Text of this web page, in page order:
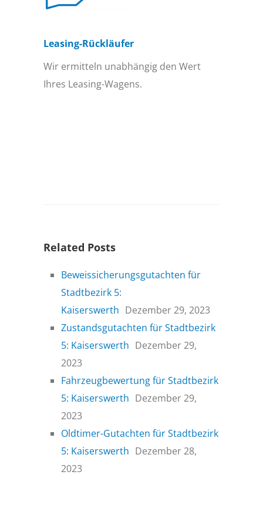
Leasing-Rückläufer
Wir ermitteln unabhängig den Wert
Ihres Leasing-Wagens.
Related Posts
Beweissicherungsgutachten für
Stadtbezirk 5:
Kaiserswerth Dezember 29, 2023
Zustandsgutachten für Stadtbezirk
5: Kaiserswerth Dezember 29,
2023
Fahrzeugbewertung für Stadtbezirk
5: Kaiserswerth Dezember 29,
2023
Oldtimer-Gutachten für Stadtbezirk
5: Kaiserswerth Dezember 28,
2023